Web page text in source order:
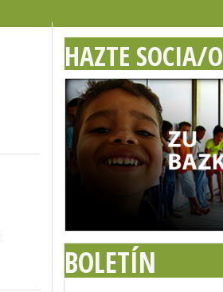
HAZTE SOCIA/O
BOLETÍN